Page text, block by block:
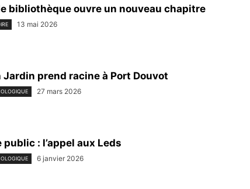
bibliothèque ouvre un nouveau chapitre
13 mai 2026
Jardin prend racine à Port Douvot
27 mars 2026
public : l’appel aux Leds
6 janvier 2026